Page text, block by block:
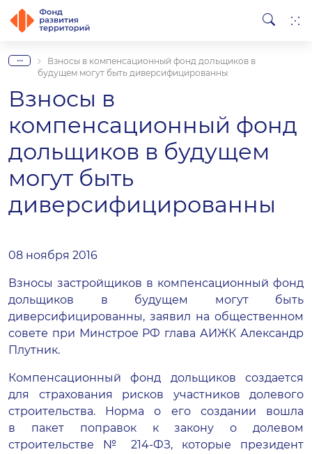
...
Взносы в компенсационный фонд дольщиков в
будущем могут быть диверсифицированны
Взносы в
компенсационный фонд
дольщиков в будущем
могут быть
диверсифицированны
08 ноября 2016
Взносы застройщиков в компенсационный фонд
дольщиков в будущем могут быть
диверсифицированны, заявил на общественном
совете при Минстрое РФ глава АИЖК Александр
Плутник.
Компенсационный фонд дольщиков создается
для страхования рисков участников долевого
строительства. Норма о его создании вошла
в пакет поправок к закону о долевом
строительстве №214-ФЗ, которые президент